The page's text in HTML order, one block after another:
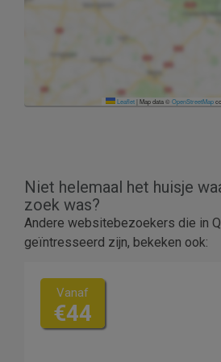
Leaflet| Map data ©OpenStreetMap
Niet helemaal het huisje
zoek was?
Andere websitebezoekers die in
geïntresseerd zijn, bekeken ook:
Vanaf
€44